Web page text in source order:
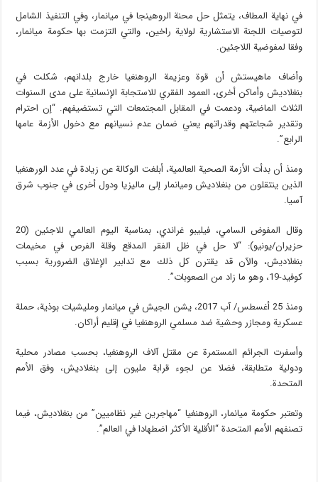
في نهاية المطاف، يتمثل حل محنة الروهينجا في ميانمار، وفي التنفيذ الشامل
لتوصيات اللجنة الاستشارية لولاية راخين، والتي التزمت بها حكومة ميانمار،
وفقا لمفوضية اللاجئين.
وأضاف ماهيستش أن قوة وعزيمة الروهنغيا خارج بلدانهم، شكلت في
بنغلاديش وأماكن أخرى، العمود الفقري للاستجابة الإنسانية على مدى السنوات
الثلاث الماضية، ودعمت في المقابل المجتمعات التي تستضيفهم. “إن احترام
وتقدير شجاعتهم وقدراتهم يعني ضمان عدم نسيانهم مع دخول الأزمة عامها
الرابع”.
ومنذ أن بدأت الأزمة الصحية العالمية، أبلغت الوكالة عن زيادة في عدد الورهنغيا
الذين ينتقلون من بنغلاديش وميانمار إلى ماليزيا ودول أخرى في جنوب شرق
آسيا.
وقال المفوض السامي، فيليبو غراندي، بمناسبة اليوم العالمي للاجئين (20
حزيران/يونيو): “لا حل في ظل الفقر المدقع وقلة الفرص في مخيمات
بنغلاديش، والآن قد يقترن كل ذلك مع تدابير الإغلاق الضرورية بسبب
كوفيد-19، وهو ما زاد من الصعوبات”.
ومنذ 25 أغسطس/ آب 2017، يشن الجيش في ميانمار ومليشيات بوذية، حملة
عسكرية ومجازر وحشية ضد مسلمي الروهنغيا في إقليم أراكان.
وأسفرت الجرائم المستمرة عن مقتل آلاف الروهنغيا، بحسب مصادر محلية
ودولية متطابقة، فضلا عن لجوء قرابة مليون إلى بنغلاديش، وفق الأمم
المتحدة.
وتعتبر حكومة ميانمار، الروهنغيا “مهاجرين غير نظاميين” من بنغلاديش، فيما
تصنفهم الأمم المتحدة “الأقلية الأكثر اضطهادا في العالم”.